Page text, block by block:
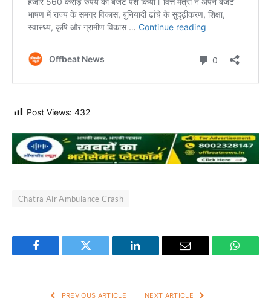
Post Views: 432
Chatra Air Ambulance Crash
Facebook Twitter LinkedIn Email
PREVIOUS ARTICLE NEXT ARTICLE